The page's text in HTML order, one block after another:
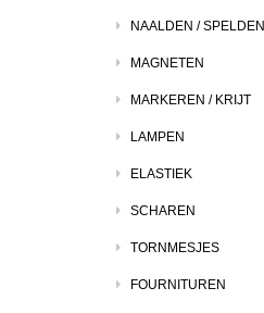
NAALDEN / SPELDEN
MAGNETEN
MARKEREN / KRIJT
LAMPEN
ELASTIEK
SCHAREN
TORNMESJES
FOURNITUREN